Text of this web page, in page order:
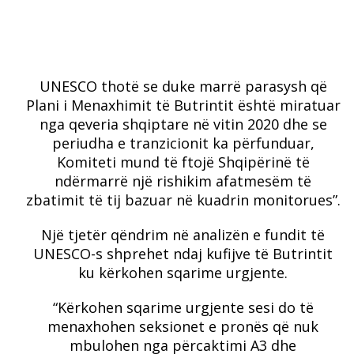
UNESCO thotë se duke marrë parasysh që
Plani i Menaxhimit të Butrintit është miratuar
nga qeveria shqiptare në vitin 2020 dhe se
periudha e tranzicionit ka përfunduar,
Komiteti mund të ftojë Shqipërinë të
ndërmarrë një rishikim afatmesëm të
zbatimit të tij bazuar në kuadrin monitorues”.
Një tjetër qëndrim në analizën e fundit të
UNESCO-s shprehet ndaj kufijve të Butrintit
ku kërkohen sqarime urgjente.
“Kërkohen sqarime urgjente sesi do të
menaxhohen seksionet e pronës që nuk
mbulohen nga përcaktimi A3 dhe